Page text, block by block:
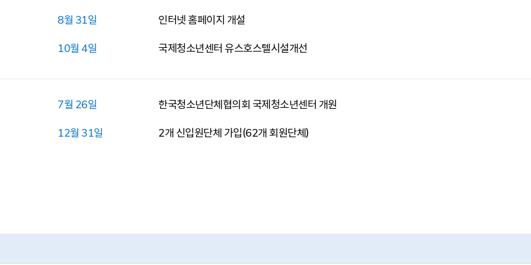
8월 31일
인터넷 홈페이지 개설
10월 4일
국제청소년센터 유스호스텔시설개선
7월 26일
한국청소년단체협의회 국제청소년센터 개원
12월 31일
2개 신입원단체 가입(62개 회원단체)